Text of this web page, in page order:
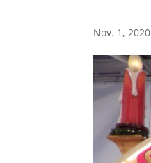
Nov. 1, 2020